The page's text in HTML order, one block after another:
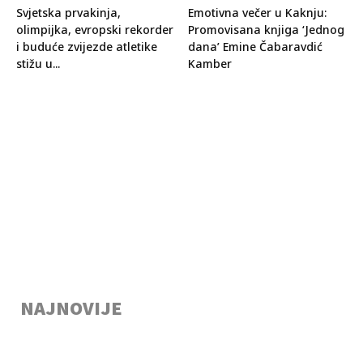
Svjetska prvakinja,
olimpijka, evropski rekorder
i buduće zvijezde atletike
stižu u...
Emotivna večer u Kaknju:
Promovisana knjiga ‘Jednog
dana’ Emine Čabaravdić
Kamber
NAJNOVIJE